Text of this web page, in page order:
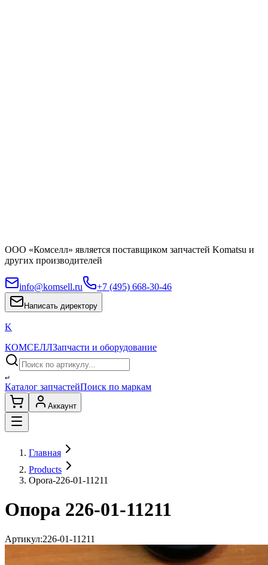
ООО «Комселл» является поставщиком запчастей Komatsu и
других производителей
info@komsell.ru +7 (495) 668-30-46
Написать директору
K
КОМСЕЛЛЗапчасти и оборудование
↵
Каталог запчастейПоиск по маркам
Аккаунт
Главная
Products
Opora-226-01-11211
Опора 226-01-11211
Артикул:226-01-11211